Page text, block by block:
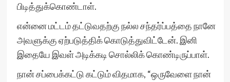
பிடித்துக்கொண்டாள்.
என்னை மட்டம் தட்டுவதற்கு நல்ல சந்தர்ப்பத்தை நானே
அவளுக்கு ஏற்படுத்திக் கொடுத்துவிட்டேன். இனி
இதையே இவள் அடிக்கடி சொல்லிக் கொண்டிருப்பாள்.
நான் சப்பைக்கட்டு கட்டும் விதமாக, “ஒருவேளை நான்